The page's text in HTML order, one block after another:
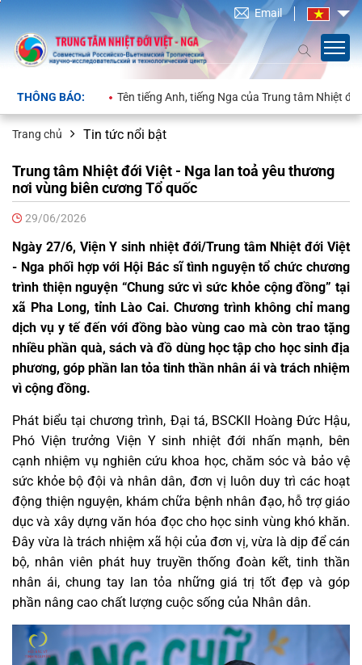
Email
Tên tiếng Anh, tiếng Nga của Trung tâm Nhiệt đới Việt - Nga và
Trang chủ Tin tức nổi bật
Trung tâm Nhiệt đới Việt - Nga lan toả yêu thương
nơi vùng biên cương Tổ quốc
29/06/2026
Ngày 27/6, Viện Y sinh nhiệt đới/Trung tâm Nhiệt đới Việt
- Nga phối hợp với Hội Bác sĩ tình nguyện tổ chức chương
trình thiện nguyện “Chung sức vì sức khỏe cộng đồng” tại
xã Pha Long, tỉnh Lào Cai. Chương trình không chỉ mang
dịch vụ y tế đến với đồng bào vùng cao mà còn trao tặng
nhiều phần quà, sách và đồ dùng học tập cho học sinh địa
phương, góp phần lan tỏa tinh thần nhân ái và trách nhiệm
vì cộng đồng.
Phát biểu tại chương trình, Đại tá, BSCKII Hoàng Đức Hậu,
Phó Viện trưởng Viện Y sinh nhiệt đới nhấn mạnh, bên
cạnh nhiệm vụ nghiên cứu khoa học, chăm sóc và bảo vệ
sức khỏe bộ đội và nhân dân, đơn vị luôn duy trì các hoạt
động thiện nguyện, khám chữa bệnh nhân đạo, hỗ trợ giáo
dục và xây dựng văn hóa đọc cho học sinh vùng khó khăn.
Đây vừa là trách nhiệm xã hội của đơn vị, vừa là dịp để cán
bộ, nhân viên phát huy truyền thống đoàn kết, tinh thần
nhân ái, chung tay lan tỏa những giá trị tốt đẹp và góp
phần nâng cao chất lượng cuộc sống của Nhân dân.